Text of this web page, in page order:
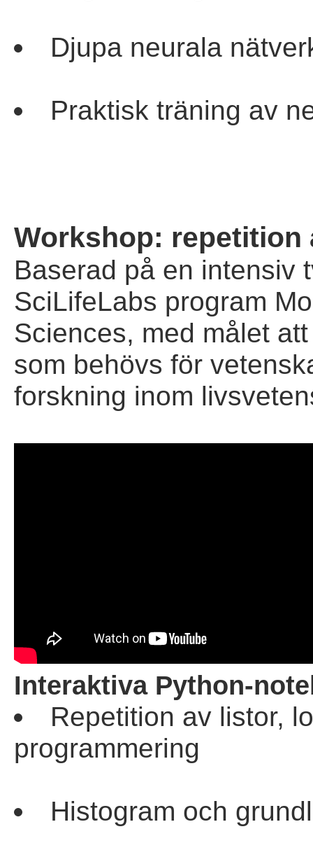
Djupa neurala
Praktisk träning av
Workshop: repetition
Baserad på en intensiv
SciLifeLabs program
Sciences, med målet
som behövs för
forskning inom
Interaktiva Python-
Repetition av listor,
programmering
Histogram och